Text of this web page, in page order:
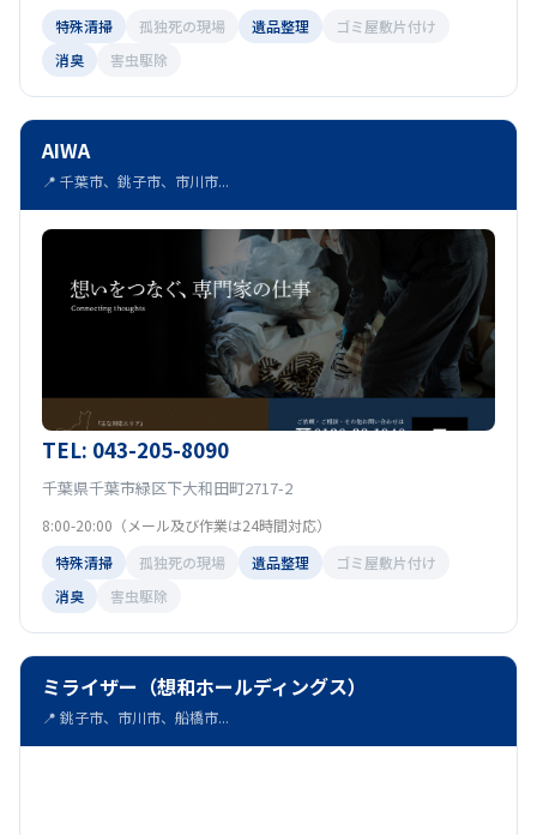
特殊清掃
孤独死の現場 遺品整理
ゴミ屋敷片付け
消臭
害虫駆除
AIWA
📍 千葉市、銚子市、市川市...
TEL: 043-205-8090
千葉県千葉市緑区下大和田町2717-2
8:00-20:00（メール及び作業は24時間対応）
特殊清掃
孤独死の現場 遺品整理
ゴミ屋敷片付け
消臭
害虫駆除
ミライザー（想和ホールディングス）
📍 銚子市、市川市、船橋市...